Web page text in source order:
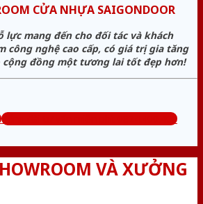
CỬA NHỰA SAIGONDOOR
lực mang đến cho đối tác và khách
công nghệ cao cấp, có giá trị gia tăng
cộng đồng một tương lai tốt đẹp hơn!
Tổng đài tư vấn miễn phí: 0824.400.400
VÀ XƯỞNG